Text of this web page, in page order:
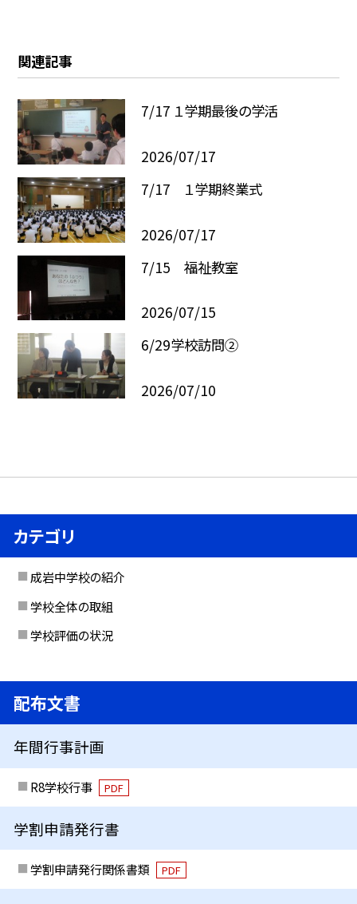
関連記事
7/17 １学期最後の学活
2026/07/17
7/17 １学期終業式
2026/07/17
7/15 福祉教室
2026/07/15
6/29学校訪問②
2026/07/10
カテゴリ
成岩中学校の紹介
学校全体の取組
学校評価の状況
配布文書
年間行事計画
R8学校行事 PDF
学割申請発行書
学割申請発行関係書類 PDF